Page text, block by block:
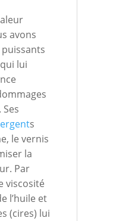
avons
puissants
lui
s
le vernis
la
Par
viscosité
l’huile et
(cires) lui